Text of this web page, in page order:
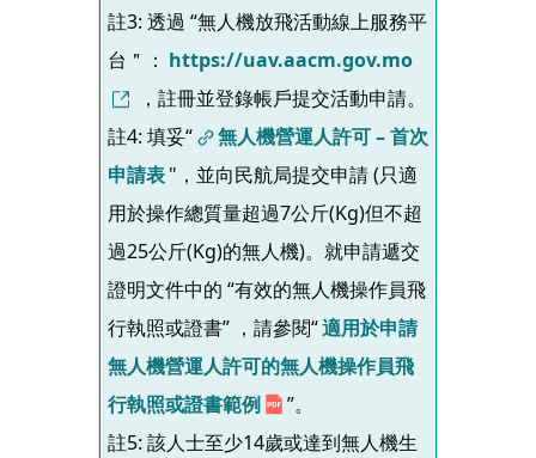
註3: 透過 “無人機放飛活動線上服務平
台＂： https://uav.aacm.gov.mo
，註冊並登錄帳戶提交活動申請。
註4: 填妥“
無人機營運人許可 – 首次
申請表"，並向民航局提交申請 (只適
用於操作總質量超過7公斤(Kg)但不超
過25公斤(Kg)的無人機)。就申請遞交
證明文件中的 “有效的無人機操作員飛
行執照或證書” ，請參閱“適用於申請
無人機營運人許可的無人機操作員飛
行執照或證書範例
”。
註5: 該人士至少14歲或達到無人機生